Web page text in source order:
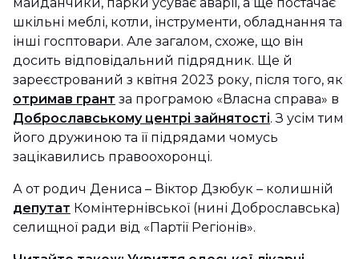
шкільні меблі, котли, інструменти, обладнання та
інші госптовари. Але загалом, схоже, що він
досить відповідальний підрядник. Ще й
зареєстрований з квітня 2023 року, після того, як
отримав грант за програмою «Власна справа» в
Доброславському центрі зайнятості. З усім тим
його дружиною та її підрядами чомусь
зацікавились правоохоронці.
А от родич Дениса – Віктор Дзюбук – колишній
депутат Комінтернівської (нині Доброславська)
селищної ради від «Партії Регіонів».